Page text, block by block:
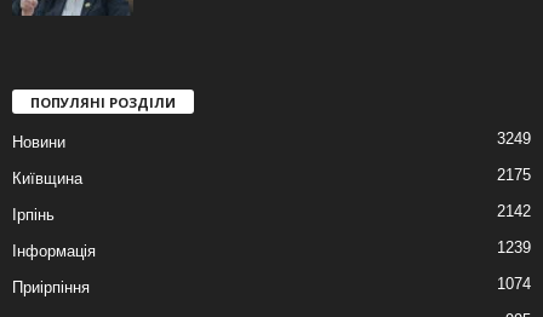
ПОПУЛЯНІ РОЗДІЛИ
Новини 3249
Київщина 2175
Ірпінь 2142
Інформація 1239
Приірпіння 1074